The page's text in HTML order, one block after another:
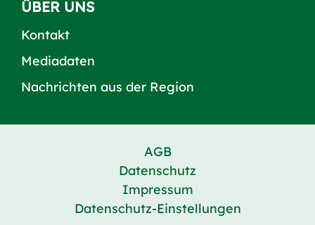
ÜBER UNS
Kontakt
Mediadaten
Nachrichten aus der Region
AGB
Datenschutz
Impressum
Datenschutz-Einstellungen